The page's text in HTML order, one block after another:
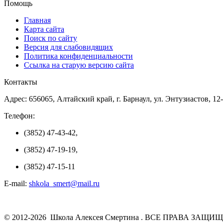
Помощь
Главная
Карта сайта
Поиск по сайту
Версия для слабовидящих
Политика конфиденциальности
Ссылка на старую версию сайта
Контакты
Адрес: 656065, Алтайский край, г. Барнаул, ул. Энтузиастов,
Телефон:
(3852) 47-43-42,
(3852) 47-19-19,
(3852) 47-15-11
E-mail: shkola_smert@mail.ru
© 2012-2026 Школа Алексея Смертина . ВСЕ ПРАВА